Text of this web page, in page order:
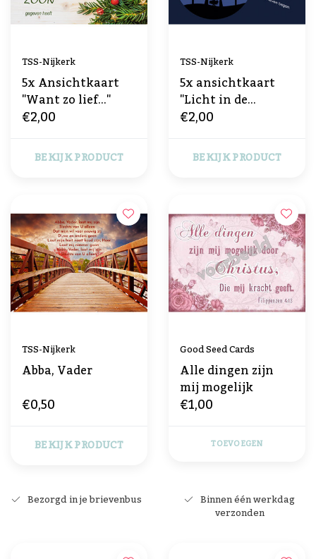
TSS-Nijkerk
5x Ansichtkaart
"Want zo lief..."
€2,00
BEKIJK PRODUCT
TSS-Nijkerk
5x ansichtkaart
"Licht in de
nacht..."
€2,00
BEKIJK PRODUCT
TSS-Nijkerk
Abba, Vader
€0,50
BEKIJK PRODUCT
Good Seed Cards
Alle dingen zijn
mij mogelijk
€1,00
TOEVOEGEN
Bezorgd in je brievenbus Binnen één werkdag
verzonden